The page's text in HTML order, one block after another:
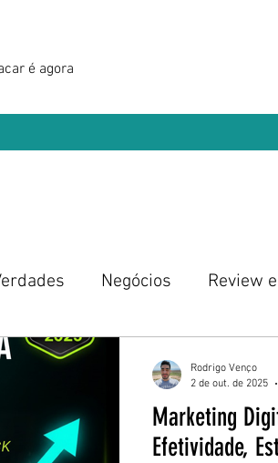
é agora
Negócios Review
Marketing
Efetividade,
Rodrigo Venço
2 de out. de 2025